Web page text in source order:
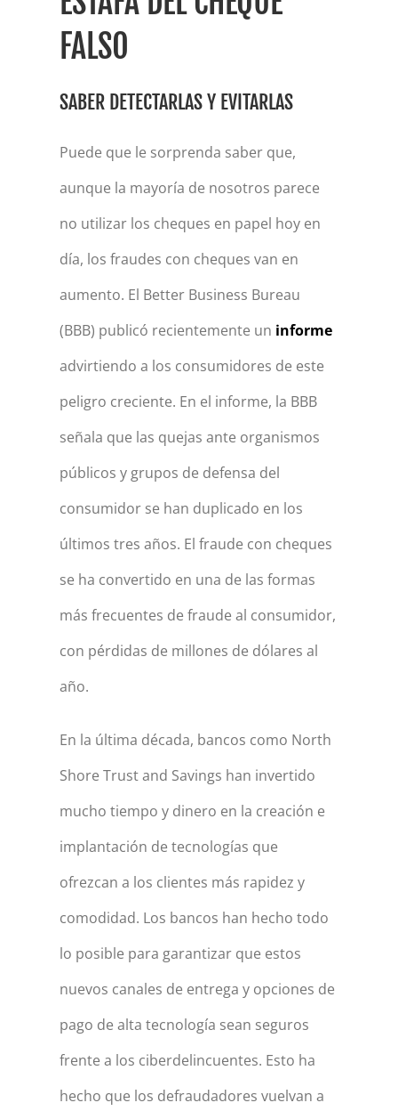
FALSO
SABER DETECTARLAS Y EVITARLAS
Puede que le sorprenda saber que,
aunque la mayoría de nosotros parece
no utilizar los cheques en papel hoy en
día, los fraudes con cheques van en
aumento. El Better Business Bureau
(BBB) publicó recientemente un informe
advirtiendo a los consumidores de este
peligro creciente. En el informe, la BBB
señala que las quejas ante organismos
públicos y grupos de defensa del
consumidor se han duplicado en los
últimos tres años. El fraude con cheques
se ha convertido en una de las formas
más frecuentes de fraude al consumidor,
con pérdidas de millones de dólares al
año.
En la última década, bancos como North
Shore Trust and Savings han invertido
mucho tiempo y dinero en la creación e
implantación de tecnologías que
ofrezcan a los clientes más rapidez y
comodidad. Los bancos han hecho todo
lo posible para garantizar que estos
nuevos canales de entrega y opciones de
pago de alta tecnología sean seguros
frente a los ciberdelincuentes. Esto ha
hecho que los defraudadores vuelvan a